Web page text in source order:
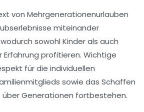
von Mehrgenerationenurlauben
miteinander
sowohl Kinder als auch
Erfahrung profitieren. Wichtige
für die individuellen
sowie das Schaffen
über Generationen fortbestehen.